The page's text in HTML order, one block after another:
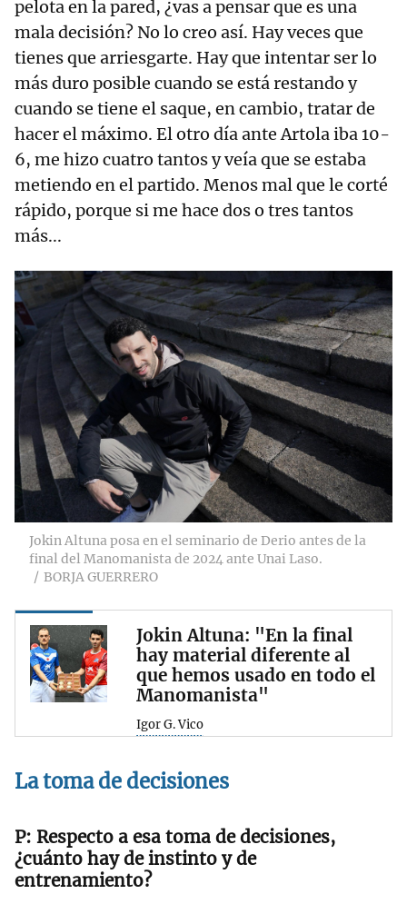
pelota en la pared, ¿vas a pensar que es una
mala decisión? No lo creo así. Hay veces que
tienes que arriesgarte. Hay que intentar ser lo
más duro posible cuando se está restando y
cuando se tiene el saque, en cambio, tratar de
hacer el máximo. El otro día ante Artola iba 10-
6, me hizo cuatro tantos y veía que se estaba
metiendo en el partido. Menos mal que le corté
rápido, porque si me hace dos o tres tantos
más...
Jokin Altuna posa en el seminario de Derio antes de la
final del Manomanista de 2024 ante Unai Laso.
BORJA GUERRERO
Jokin Altuna: "En la final
hay material diferente al
que hemos usado en todo el
Manomanista"
Igor G. Vico
La toma de decisiones
Respecto a esa toma de decisiones,
¿cuánto hay de instinto y de
entrenamiento?